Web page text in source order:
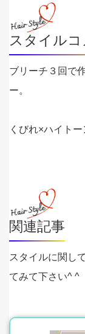
スタイルコ
ブリーチ３回で
ー。
くびれ×ハイト
関連記事
スタイルに関し
てみて下さい^ ^